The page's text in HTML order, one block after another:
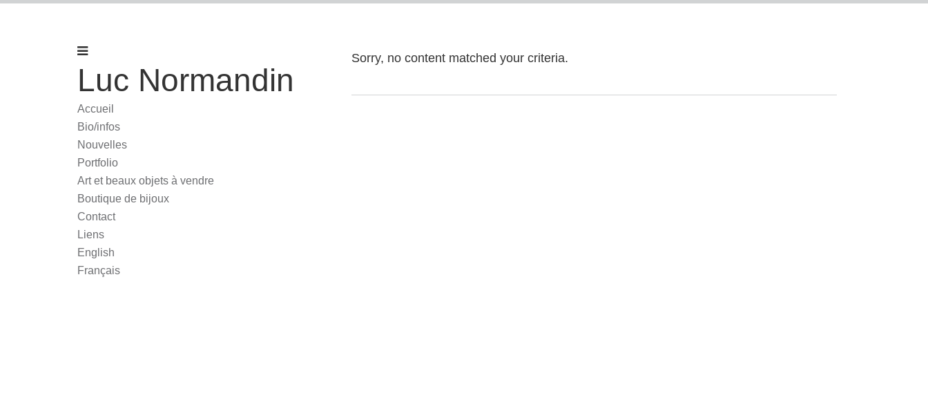
Luc Normandin
Accueil
Bio/infos
Nouvelles
Portfolio
Art et beaux objets à vendre
Boutique de bijoux
Contact
Liens
English
Français
Sorry, no content matched your criteria.